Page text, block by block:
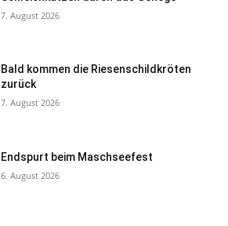
7. August 2026
Bald kommen die Riesenschildkröten
zurück
7. August 2026
Endspurt beim Maschseefest
6. August 2026